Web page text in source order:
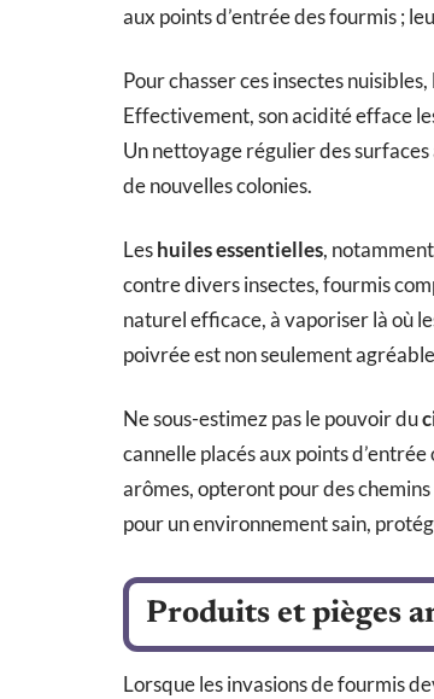
aux points d’entrée des fourmis ;
Pour chasser ces insectes nuisibles,
Effectivement, son acidité efface
Un nettoyage régulier des
de nouvelles colonies.
Leshuiles essentielles,
contre divers insectes, fourmis
naturel efficace, à vaporiser là où
poivrée est non seulement
Ne sous-estimez pas le pouvoir du
cannelle placés aux points
arômes, opteront pour des
pour un environnement sain,
Produits et pièges
Lorsque les invasions de fourmis